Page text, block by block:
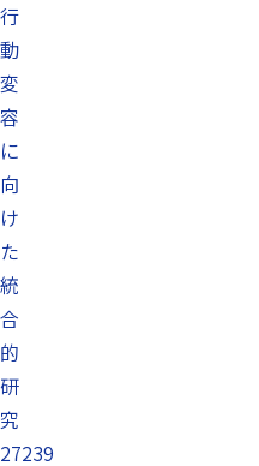
行
動
変
容
に
向
け
た
統
合
的
研
究
27239